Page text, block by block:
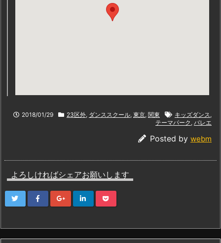
2018/01/29 23区外, ダンススクール, 東京, 関東 キッズダンス ,
テーマパーク , バレエ
Posted by webm
よろしければシェアお願いします